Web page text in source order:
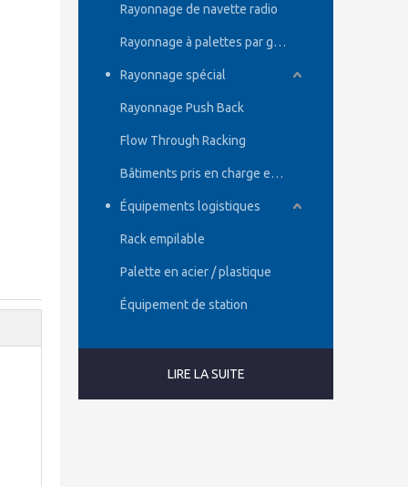
Rayonnage de navette radio
Rayonnage à palettes par gravité
Rayonnage spécial
Rayonnage Push Back
Flow Through Racking
Bâtiments pris en charge en rack
Équipements logistiques
Rack empilable
Palette en acier / plastique
Équipement de station
LIRE LA SUITE